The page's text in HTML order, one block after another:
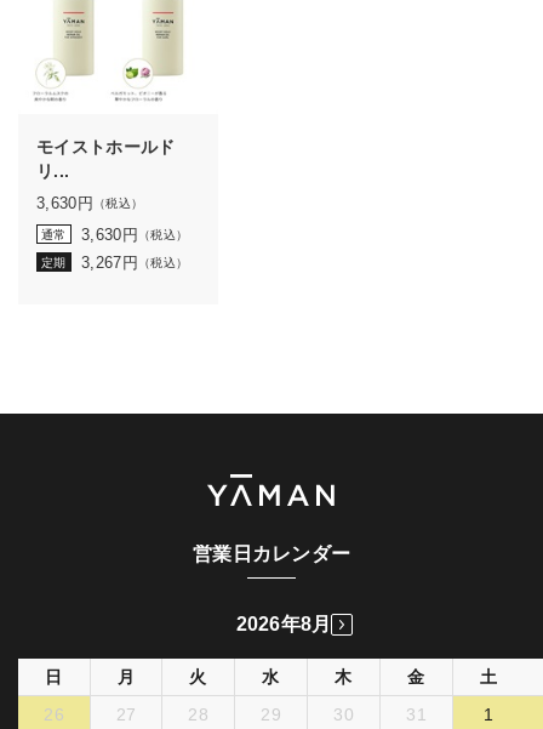
モイストホールド
リ...
3,630 円 （税込）
通常 3,630 円 （税込）
定期 3,267 円 （税込）
営業日カレンダー
2026年8月
日 月 火 水 木 金
土
26
27 28 29 30 31
1